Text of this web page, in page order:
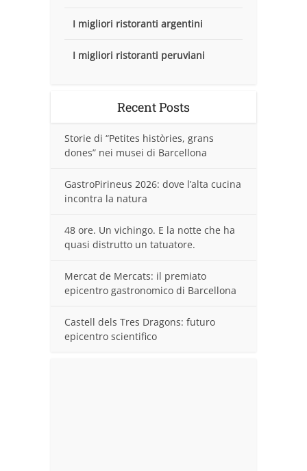
I migliori ristoranti argentini
I migliori ristoranti peruviani
Recent Posts
Storie di “Petites històries, grans
dones” nei musei di Barcellona
GastroPirineus 2026: dove l’alta cucina
incontra la natura
48 ore. Un vichingo. E la notte che ha
quasi distrutto un tatuatore.
Mercat de Mercats: il premiato
epicentro gastronomico di Barcellona
Castell dels Tres Dragons: futuro
epicentro scientifico